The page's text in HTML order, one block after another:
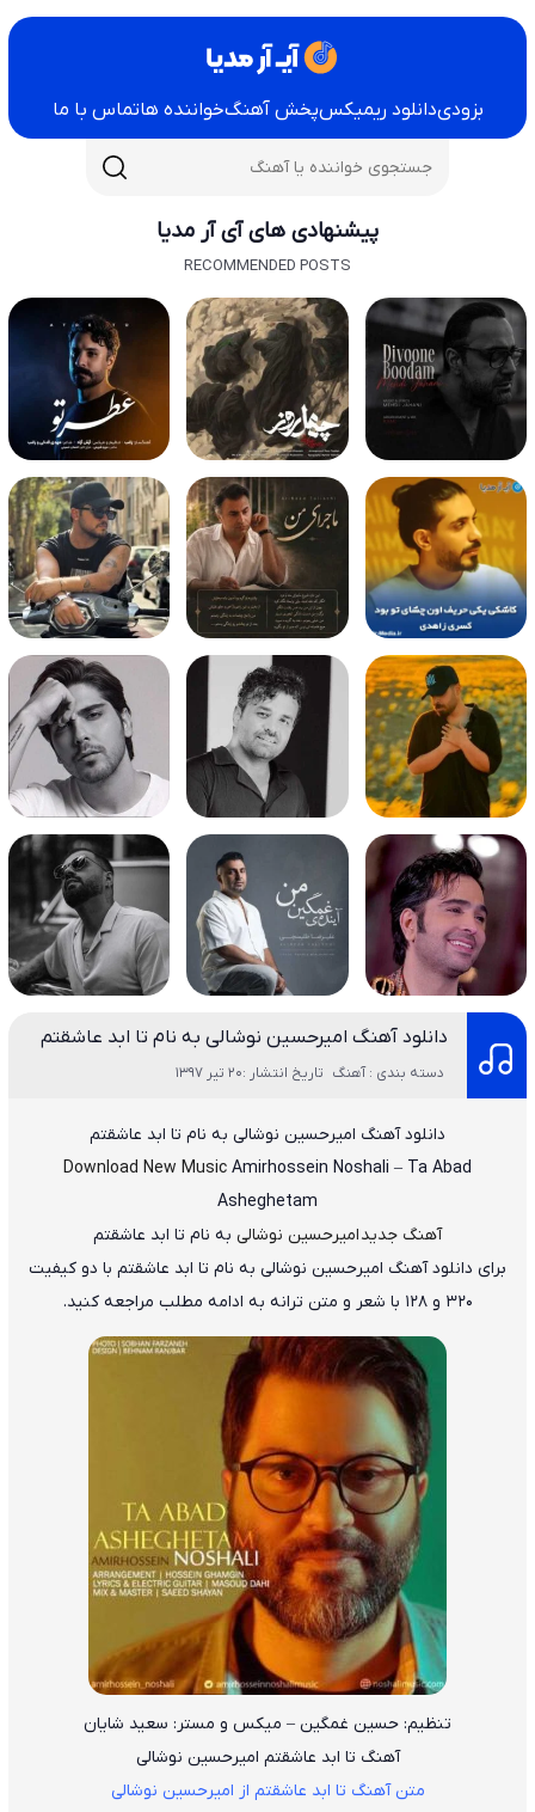
بزودیدانلود ریمیکسپخش آهنگخواننده هاتماس با ما
پیشنهادی های آی آر مدیا
RECOMMENDED POSTS
دانلود آهنگ امیرحسین نوشالی به نام تا ابد عاشقتم
دسته بندی : آهنگ تاریخ انتشار :20 تیر 1397
دانلود آهنگ امیرحسین نوشالی به نام تا ابد عاشقتم
Download New Music Amirhossein Noshali – Ta Abad
Asheghetam
آهنگ جدید امیرحسین نوشالی به نام تا ابد عاشقتم
برای دانلودآهنگ امیرحسین نوشالی به نام تا ابد عاشقتم با دو کیفیت
۳۲۰ و ۱۲۸ با شعر و متن ترانه به ادامه مطلب مراجعه کنید.
تنظیم: حسین غمگین – میکس و مستر: سعید شایان
آهنگ تا ابد عاشقتم امیرحسین نوشالی
متن آهنگ تا ابد عاشقتم از امیرحسین نوشالی